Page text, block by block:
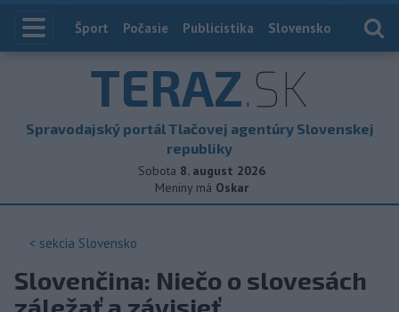
Index
Šport Počasie Publicistika Slovensko
TERAZ.SK
Spravodajský portál Tlačovej agentúry Slovenskej
republiky
Sobota 8. august 2026
Meniny má Oskar
< sekcia Slovensko
Slovenčina: Niečo o slovesách